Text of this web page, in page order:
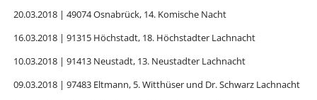
20.03.2018 | 49074 Osnabrück, 14. Komische Nacht
16.03.2018 | 91315 Höchstadt, 18. Höchstadter Lachnacht
10.03.2018 | 91413 Neustadt, 13. Neustadter Lachnacht
09.03.2018 | 97483 Eltmann, 5. Witthüser und Dr. Schwarz Lachnacht